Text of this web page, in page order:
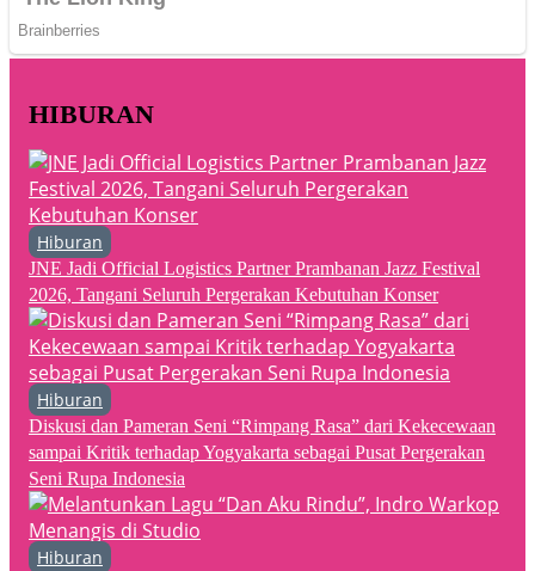
HIBURAN
Hiburan
JNE Jadi Official Logistics Partner Prambanan Jazz Festival
2026, Tangani Seluruh Pergerakan Kebutuhan Konser
Hiburan
Diskusi dan Pameran Seni “Rimpang Rasa” dari Kekecewaan
sampai Kritik terhadap Yogyakarta sebagai Pusat Pergerakan
Seni Rupa Indonesia
Hiburan